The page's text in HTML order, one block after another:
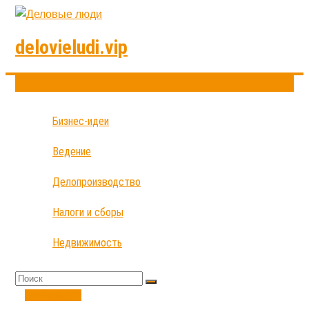
delovieludi.vip
Бизнес-идеи
Ведение
Делопроизводство
Налоги и сборы
Недвижимость